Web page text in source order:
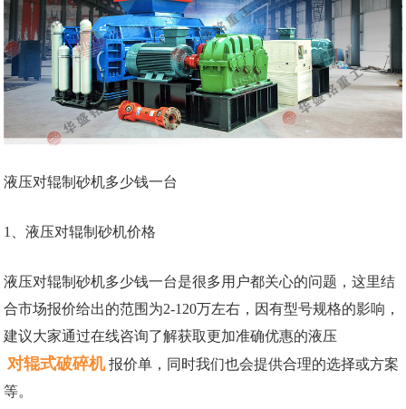
液压对辊制砂机多少钱一台
1、液压对辊制砂机价格
液压对辊制砂机多少钱一台是很多用户都关心的问题，这里结
合市场报价给出的范围为2-120万左右，因有型号规格的影响，
建议大家通过在线咨询了解获取更加准确优惠的液压
对辊式破碎机 报价单，同时我们也会提供合理的选择或方案
等。